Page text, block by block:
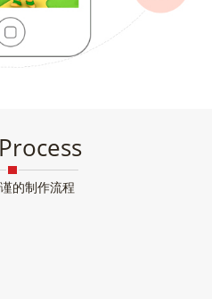
的制作流程